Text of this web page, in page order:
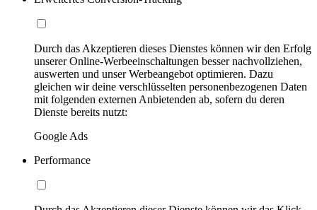
Durch das Akzeptieren dieses Dienstes können wir den Erfolg
unserer Online-Werbeeinschaltungen besser nachvollziehen,
auswerten und unser Werbeangebot optimieren. Dazu
gleichen wir deine verschlüsselten personenbezogenen Daten
mit folgenden externen Anbietenden ab, sofern du deren
Dienste bereits nutzt:
Google Ads
Performance